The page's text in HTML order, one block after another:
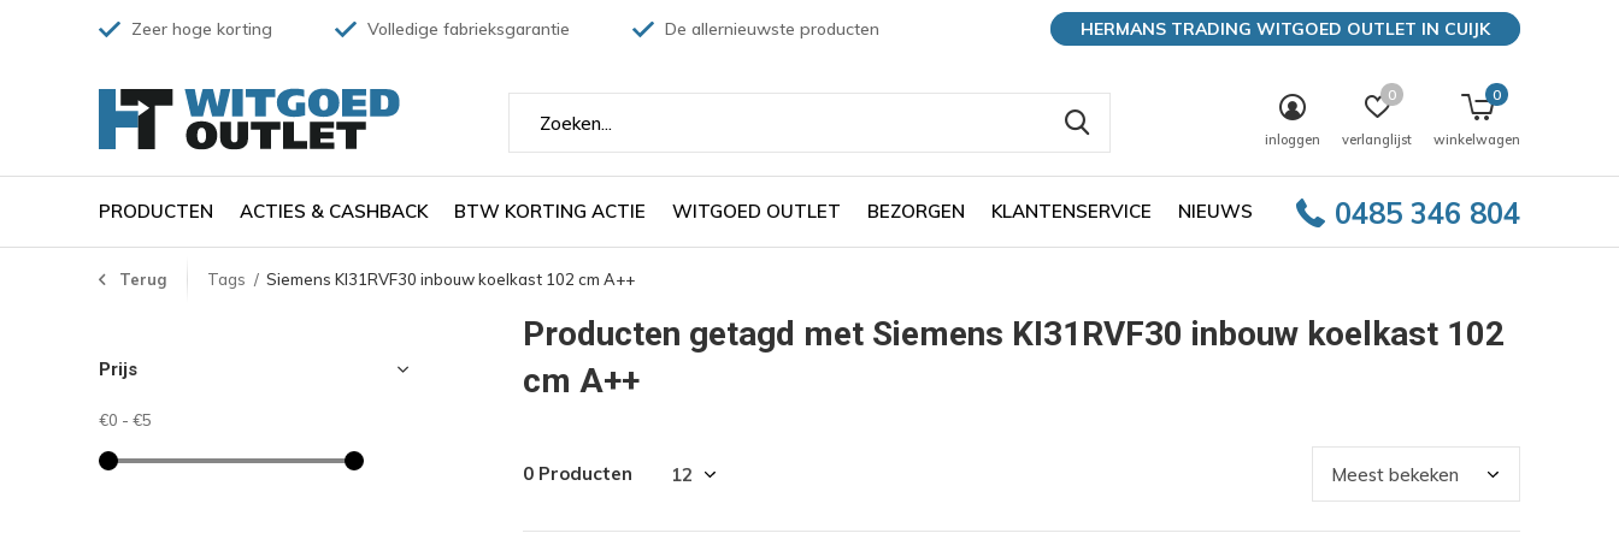
PRODUCTEN ACTIES & CASHBACK BTW KORTING ACTIE WITGOED OUTLET BEZORGEN KLANTENSERVICE NIEUWS 0485 346 804
inloggen verlanglijst
0
winkelwagen
0
Zeer hoge korting Volledige fabrieksgarantie De allernieuwste producten HERMANS TRADING WITGOED OUTLET IN CUIJK
Terug Tags Siemens KI31RVF30 inbouw koelkast 102 cm A++
Producten getagd met Siemens KI31RVF30 inbouw koelkast 102
cm A++
0 Producten
Prijs
€0 - €5